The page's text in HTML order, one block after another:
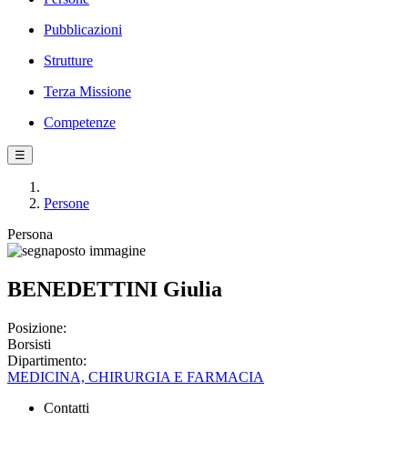
Pubblicazioni
Strutture
Terza Missione
Competenze
☰
Persone
Persona
BENEDETTINI Giulia
Posizione:
Borsisti
Dipartimento:
MEDICINA, CHIRURGIA E FARMACIA
Contatti